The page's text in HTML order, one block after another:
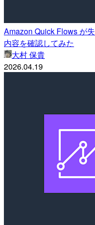
Amazon Quick Flows が
内容を確認してみた
大村 保貴
2026.04.19